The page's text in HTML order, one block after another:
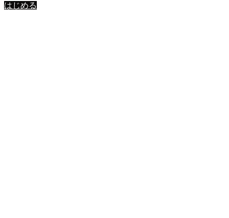
はじめる